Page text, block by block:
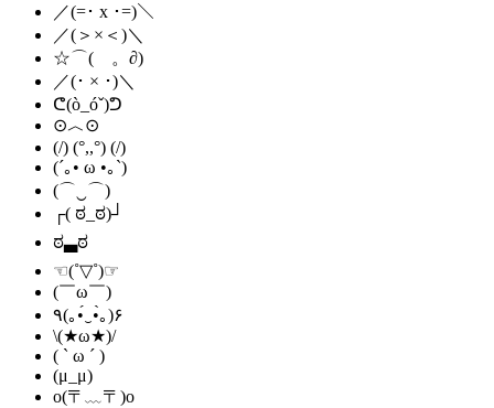
／(=･ x ･=)＼
／(＞×＜)＼
☆⌒(ゝ。∂)
／(･ × ･)＼
ᕦ(ò_óˇ)ᕤ
⊙︿⊙
(/) (°,,°) (/)
(´｡• ω •｡`)
(⌒‿⌒)
┌( ಠ_ಠ)┘
ಠ▃ಠ
☜(˚▽˚)☞
(￣ω￣)
٩(｡•́‿•̀｡)۶
\(★ω★)/
( ` ω ´ )
(μ_μ)
o(〒﹏〒)o